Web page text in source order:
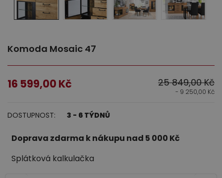
Jídelna
Komoda Mosaic 47
16 599,00 Kč 25 849,00Kč
- 9 250,00 Kč
DOSTUPNOST: 3 - 6 TÝDNŮ
Doprava zdarma k nákupu nad 5 000 Kč
Splátková kalkulačka